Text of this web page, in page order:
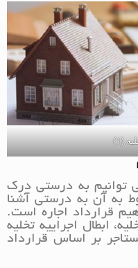
(1)
توانیم به درستی درک
به آن به درستی آشنا
قرارداد اجاره است.
ابطال اجراییه تخلیه
بر اساس قرارداد